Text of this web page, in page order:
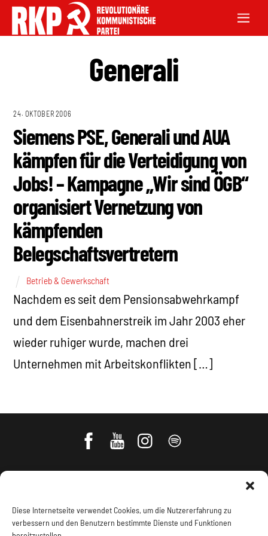
Diese Internetseite verwendet Cookies, um die Nutzererfahrung zu
verbessern und den Benutzern bestimmte Dienste und Funktionen
Generali
24. OKTOBER 2006
Siemens PSE, Generali und AUA
kämpfen für die Verteidigung von
Jobs! – Kampagne „Wir sind ÖGB“
organisiert Vernetzung von
kämpfenden
Belegschaftsvertretern
Betrieb & Gewerkschaft
Nachdem es seit dem Pensionsabwehrkampf
und dem Eisenbahnerstreik im Jahr 2003 eher
wieder ruhiger wurde, machen drei
Unternehmen mit Arbeitskonflikten […]